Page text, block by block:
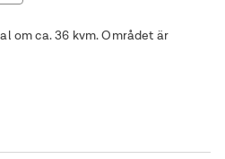
om ca. 36 kvm. Området är